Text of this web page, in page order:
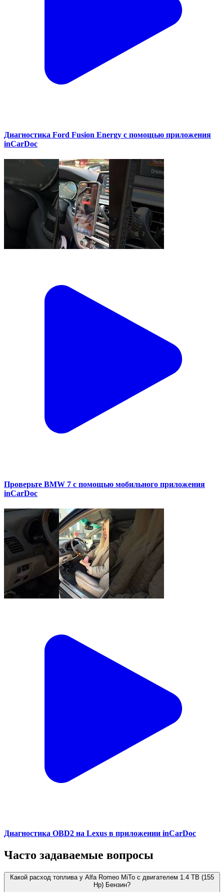
Диагностика Ford Fusion Energy с помощью приложения
inCarDoc
Проверьте BMW 7 с помощью мобильного приложения
inCarDoc
Диагностика OBD2 на Lexus в приложении inCarDoc
Часто задаваемые вопросы
Какой расход топлива у Alfa Romeo MiTo с двигателем 1.4 TB (155
Hp) Бензин?